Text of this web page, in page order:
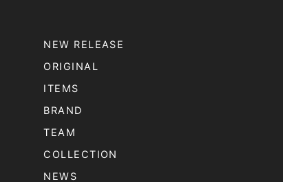
NEW RELEASE
ORIGINAL
ITEMS
BRAND
TEAM
COLLECTION
NEWS